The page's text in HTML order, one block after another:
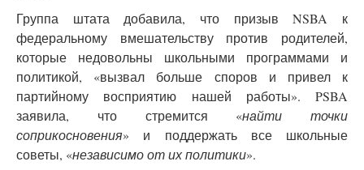
Группа штата добавила, что призыв NSBA к
федеральному вмешательству против родителей,
которые недовольны школьными программами и
политикой, «вызвал больше споров и привел к
партийному восприятию нашей работы». PSBA
заявила, что стремится «найти точки
соприкосновения» и поддержать все школьные
советы, «независимо от их политики».